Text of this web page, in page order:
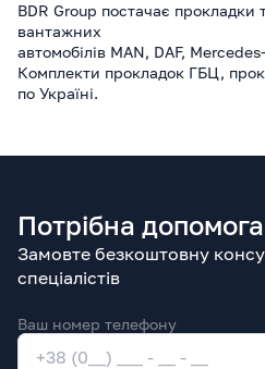
BDR Group постачає прокладки
вантажних
автомобілів MAN, DAF,
Комплекти прокладок ГБЦ,
по Україні.
Потрібна
Замовте безкоштовну
спеціалістів
Ваш номер телефону